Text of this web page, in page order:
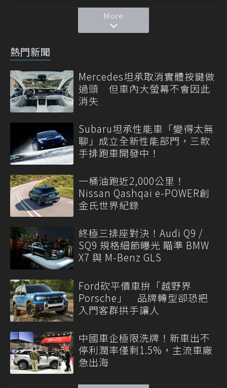
More
熱門新聞
Mercedes坦承取消實體按鍵做
過頭 但車內大螢幕不會因此
消失
Subaru坦承性能車「變得太無
聊」成立全新性能部門，三款
手排跑車開發中！
一桶油跑近2,000公里！
Nissan Qashqai e-POWER創
金氏世界紀錄
終極三排座對決！Audi Q9 /
SQ9 規格細節曝光 瞄準 BMW
X7 與 M-Benz GLS
Ford砍平價車拚「越野界
Porsche」 品牌轉型卻恐把
入門客群拱手讓人
中國車企極限洗牌！新車出不
停利潤率僅剩1.5%，主流車廠
急出海